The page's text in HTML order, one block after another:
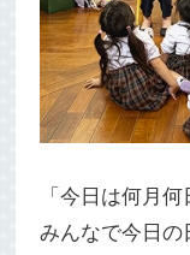
「今日は何月何
みんなで今日の